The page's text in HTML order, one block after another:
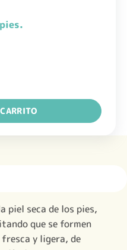
70GR cantidad
piel seca de los pies,
que se formen
y ligera, de